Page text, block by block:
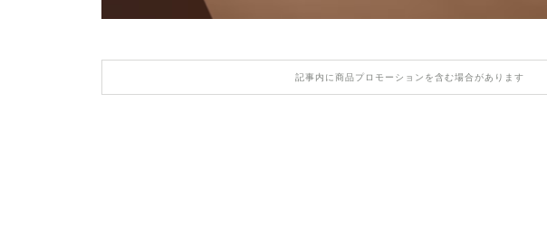
記事内に商品プロモーションを含む場合があります